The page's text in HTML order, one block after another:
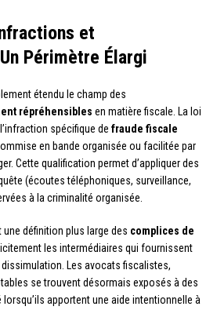
et
Périmètre Élargi
étendu le champ des
répréhensibles en matière fiscale. La loi
spécifique de fraude fiscale
en bande organisée ou facilitée par
Cette qualification permet d’appliquer des
(écoutes téléphoniques, surveillance,
à la criminalité organisée.
définition plus large des complices de
les intermédiaires qui fournissent
Les avocats fiscalistes,
se trouvent désormais exposés à des
apportent une aide intentionnelle à